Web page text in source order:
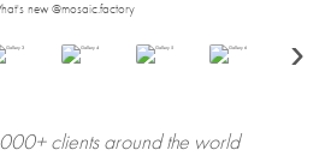
new @mosaic.factory
›
clients around the world